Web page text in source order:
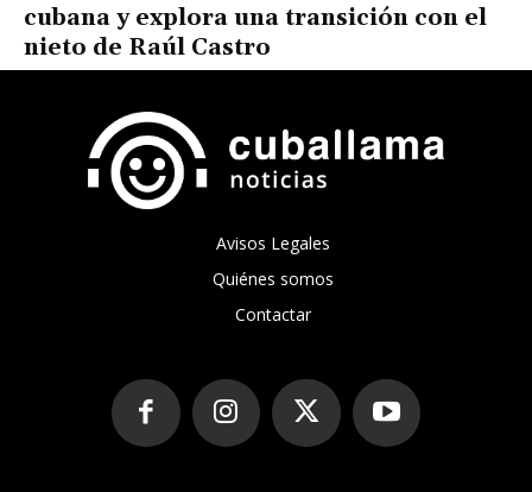
cubana y explora una transición con el
nieto de Raúl Castro
Avisos Legales
Quiénes somos
Contactar